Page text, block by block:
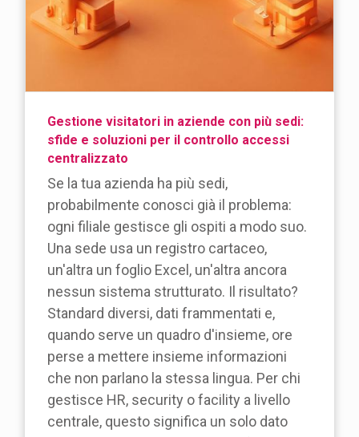
Gestione visitatori in aziende con più sedi:
sfide e soluzioni per il controllo accessi
centralizzato
Se la tua azienda ha più sedi,
probabilmente conosci già il problema:
ogni filiale gestisce gli ospiti a modo suo.
Una sede usa un registro cartaceo,
un'altra un foglio Excel, un'altra ancora
nessun sistema strutturato. Il risultato?
Standard diversi, dati frammentati e,
quando serve un quadro d'insieme, ore
perse a mettere insieme informazioni
che non parlano la stessa lingua. Per chi
gestisce HR, security o facility a livello
centrale, questo significa un solo dato